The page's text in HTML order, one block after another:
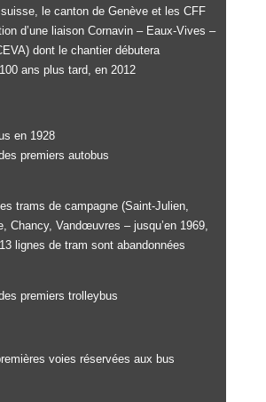
le canton de Genève et les CFF
d’une liaison Cornavin – Eaux-Vives –
dont le chantier débutera
ans plus tard, en 2012
en 1928
premiers autobus
trams de campagne (Saint-Julien,
Chancy, Vandœuvres – jusqu’en 1969,
lignes de tram sont abandonnées
premiers trolleybus
voies réservées aux bus